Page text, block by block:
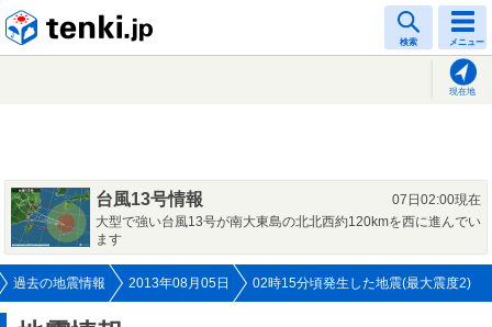
検索 メニュー
現在地
台風13号情報
07日02:00現在
大型で強い台風13号が南大東島の北北西約120kmを西に進んでい
ます
過去の地震情報 2013年08月05日 02時15分頃発生した地震(最大震度2)